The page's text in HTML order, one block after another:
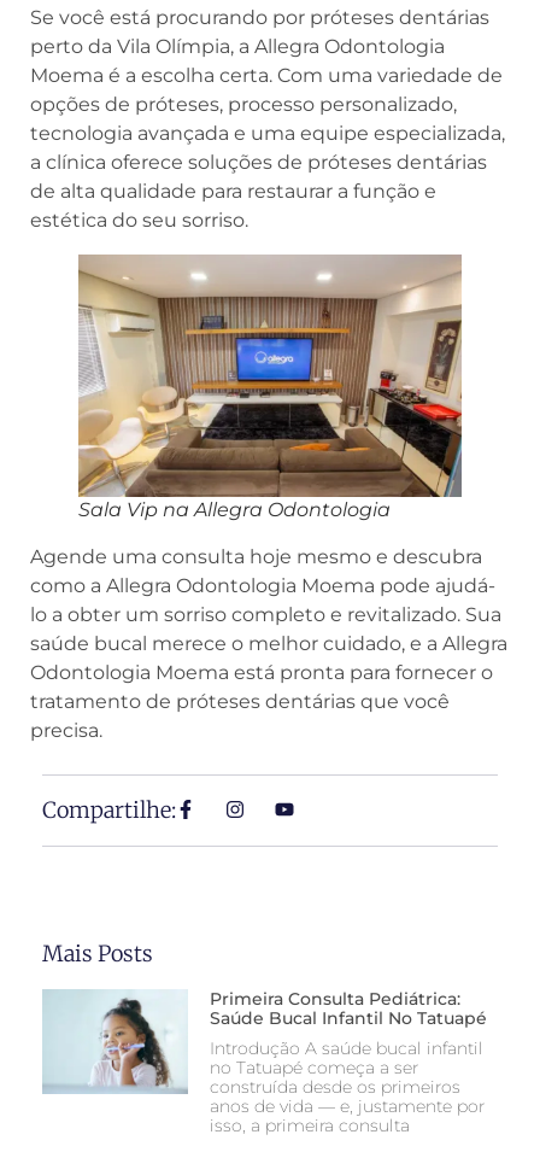
Se você está procurando por próteses dentárias
perto da Vila Olímpia, a Allegra Odontologia
Moema é a escolha certa. Com uma variedade de
opções de próteses, processo personalizado,
tecnologia avançada e uma equipe especializada,
a clínica oferece soluções de próteses dentárias
de alta qualidade para restaurar a função e
estética do seu sorriso.
Sala Vip na Allegra Odontologia
Agende uma consulta hoje mesmo e descubra
como a Allegra Odontologia Moema pode ajudá-
lo a obter um sorriso completo e revitalizado. Sua
saúde bucal merece o melhor cuidado, e a Allegra
Odontologia Moema está pronta para fornecer o
tratamento de próteses dentárias que você
precisa.
Compartilhe:
Mais Posts
Primeira Consulta Pediátrica:
Saúde Bucal Infantil No Tatuapé
Introdução A saúde bucal infantil
no Tatuapé começa a ser
construída desde os primeiros
anos de vida — e, justamente por
isso, a primeira consulta